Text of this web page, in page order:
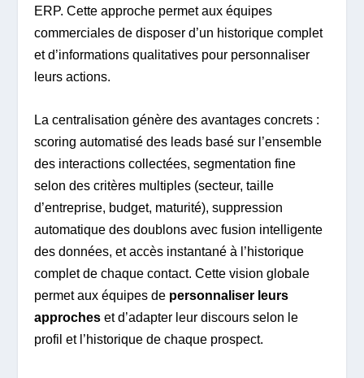
ERP. Cette approche permet aux équipes
commerciales de disposer d’un historique complet
et d’informations qualitatives pour personnaliser
leurs actions.
La centralisation génère des avantages concrets :
scoring automatisé des leads basé sur l’ensemble
des interactions collectées, segmentation fine
selon des critères multiples (secteur, taille
d’entreprise, budget, maturité), suppression
automatique des doublons avec fusion intelligente
des données, et accès instantané à l’historique
complet de chaque contact. Cette vision globale
permet aux équipes de personnaliser leurs
approches et d’adapter leur discours selon le
profil et l’historique de chaque prospect.